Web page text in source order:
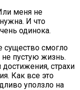
меня не
И что
одинока.
существо смогло
не пустую жизнь.
страхи
Как все это
уползло на